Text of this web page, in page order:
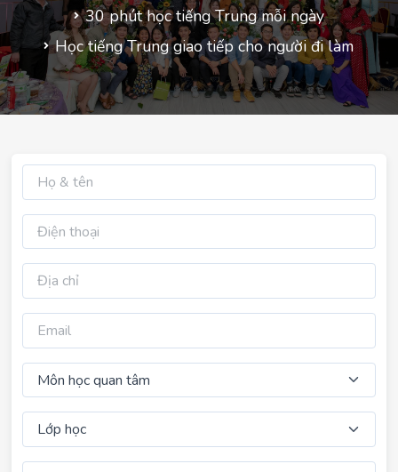
30 phút học tiếng Trung mỗi ngày
Học tiếng Trung giao tiếp cho người đi làm